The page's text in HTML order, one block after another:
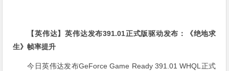
【英伟达】英伟达发布391.01正式版驱动发布：《绝地求
生》帧率提升
今日英伟达发布GeForce Game Ready 391.01 WHQL正式